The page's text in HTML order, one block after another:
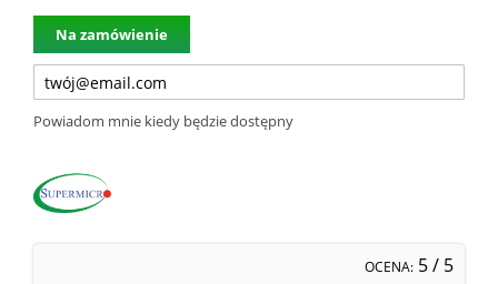
Na zamówienie
Powiadom mnie kiedy będzie dostępny
OCENA: 5/ 5